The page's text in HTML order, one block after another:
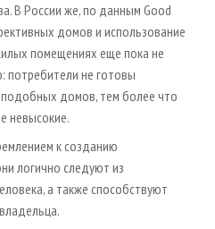
В России же, по данным Good
домов и использование
помещениях еще пока не
потребители не готовы
домов, тем более что
невысокие.
к созданию
логично следуют из
а также способствуют